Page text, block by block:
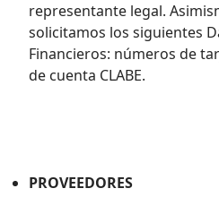
representante legal.
solicitamos los siguientes
Financieros: números de
de cuenta CLABE.
PROVEEDORES